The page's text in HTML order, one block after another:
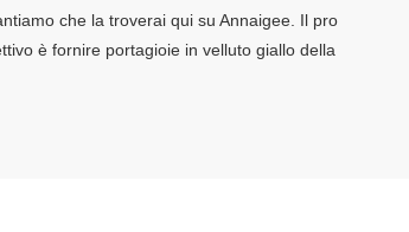
che la troverai qui su Annaigee. Il pro
è fornire portagioie in velluto giallo della